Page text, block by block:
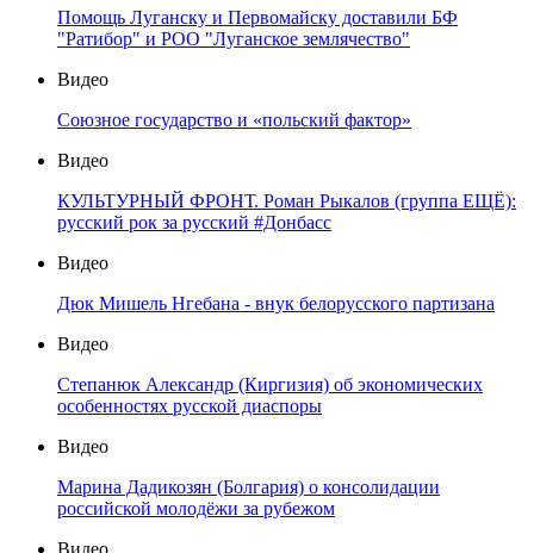
Помощь Луганску и Первомайску доставили БФ
"Ратибор" и РОО "Луганское землячество"
Видео
Союзное государство и «польский фактор»
Видео
КУЛЬТУРНЫЙ ФРОНТ. Роман Рыкалов (группа ЕЩЁ):
русский рок за русский #Донбасс
Видео
Дюк Мишель Нгебана - внук белорусского партизана
Видео
Степанюк Александр (Киргизия) об экономических
особенностях русской диаспоры
Видео
Марина Дадикозян (Болгария) о консолидации
российской молодёжи за рубежом